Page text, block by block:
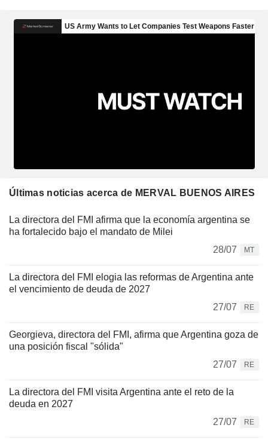
Últimas noticias acerca de MERVAL BUENOS AIRES
La directora del FMI afirma que la economía argentina se
ha fortalecido bajo el mandato de Milei
28/07
MT
La directora del FMI elogia las reformas de Argentina ante
el vencimiento de deuda de 2027
27/07
RE
Georgieva, directora del FMI, afirma que Argentina goza de
una posición fiscal "sólida"
27/07
RE
La directora del FMI visita Argentina ante el reto de la
deuda en 2027
27/07
RE